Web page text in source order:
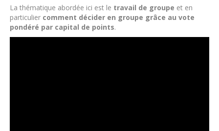
La thématique abordée ici est le travail de groupe et en
particulier comment décider en groupe grâce au vote
pondéré par capital de points.